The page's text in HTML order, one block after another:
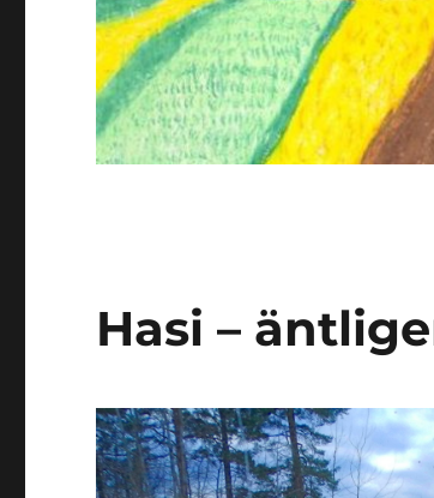
Hasi –